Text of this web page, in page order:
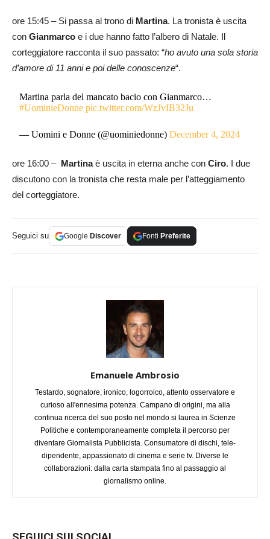
ore 15:45 – Si passa al trono di Martina. La tronista è uscita
con Gianmarco e i due hanno fatto l’albero di Natale. Il
corteggiatore racconta il suo passato: “ho avuto una sola storia
d’amore di 11 anni e poi delle conoscenze“.
Martina parla del mancato bacio con Gianmarco…
#UominieDonne pic.twitter.com/WzJvIB32Ju
— Uomini e Donne (@uominiedonne)December 4, 2024
ore 16:00 – Martinaè uscita in eterna anche con Ciro. I due
discutono con la tronista che resta male per l’atteggiamento
del corteggiatore.
Seguici su Google Discover Fonti Preferite
Emanuele Ambrosio
Testardo, sognatore, ironico, logorroico, attento osservatore e
curioso all'ennesima potenza. Campano di origini, ma alla
continua ricerca del suo posto nel mondo si laurea in Scienze
Politiche e contemporaneamente completa il percorso per
diventare Giornalista Pubblicista. Consumatore di dischi, tele-
dipendente, appassionato di cinema e serie tv. Diverse le
collaborazioni: dalla carta stampata fino al passaggio al
giornalismo online.